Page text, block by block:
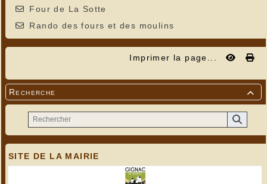
Four de La Sotte
Rando des fours et des moulins
Imprimer la page...

Recherche
SITE DE LA MAIRIE